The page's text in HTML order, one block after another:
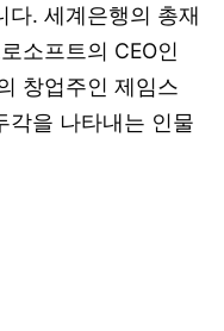
다. 세계은행의 총재
소프트의 CEO인
창업주인 제임스
각을 나타내는 인물